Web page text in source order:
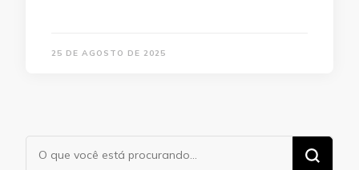
25 DE AGOSTO DE 2025
Procurando